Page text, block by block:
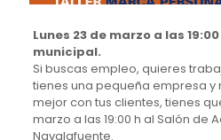
Lunes 23 de marzo a las
municipal.
Si buscas empleo, quieres
tienes una pequeña empresa
mejor con tus clientes, tienes
marzo a las 19:00 h al Salón de
Navalafuente.